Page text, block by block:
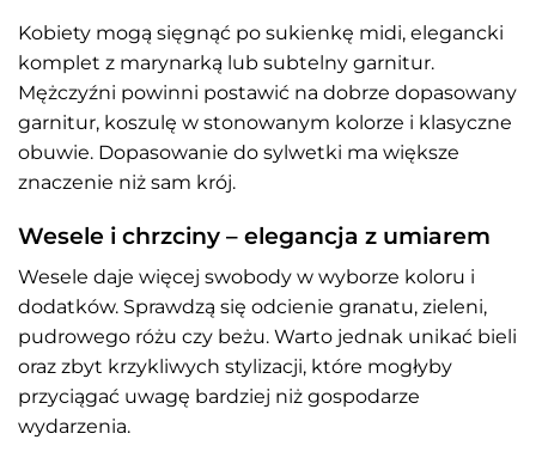
Kobiety mogą sięgnąć po sukienkę midi, elegancki
komplet z marynarką lub subtelny garnitur.
Mężczyźni powinni postawić na dobrze dopasowany
garnitur, koszulę w stonowanym kolorze i klasyczne
obuwie. Dopasowanie do sylwetki ma większe
znaczenie niż sam krój.
Wesele i chrzciny – elegancja z umiarem
Wesele daje więcej swobody w wyborze koloru i
dodatków. Sprawdzą się odcienie granatu, zieleni,
pudrowego różu czy beżu. Warto jednak unikać bieli
oraz zbyt krzykliwych stylizacji, które mogłyby
przyciągać uwagę bardziej niż gospodarze
wydarzenia.